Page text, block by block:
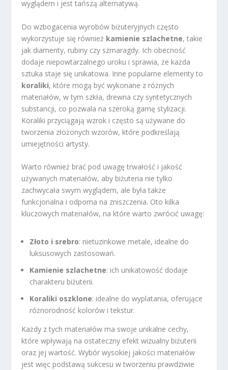
wyglądem i jest tańszą alternatywą.
Do wzbogacenia wyrobów biżuteryjnych często
wykorzystuje się również kamienie szlachetne, takie
jak diamenty, rubiny czy szmaragdy. Ich obecność
dodaje niepowtarzalnego uroku i sprawia, że każda
sztuka staje się unikatowa. Inne popularne elementy to
koraliki, które mogą być wykonane z różnych
materiałów, w tym szkła, drewna czy syntetycznych
substancji, co pozwala na szeroką gamę stylizacji.
Koraliki przyciągają wzrok i często są używane do
tworzenia złożonych wzorów, które podkreślają
umiejętności artysty.
Warto również brać pod uwagę trwałość i jakość
używanych materiałów, aby biżuteria nie tylko
zachwycała swym wyglądem, ale była także
funkcjonalna i odporna na zniszczenia. Oto kilka
kluczowych materiałów, na które warto zwrócić uwagę:
Złoto i srebro: nietuzinkowe metale, idealne do
luksusowych zastosowań.
Kamienie szlachetne: ich unikatowość dodaje
charakteru biżuterii.
Koraliki oszklone: idealne do wyplatania, oferujące
różnorodność kolorów i tekstur.
Każdy z tych materiałów ma swoje unikalne cechy,
które wpływają na ostateczny efekt wizualny biżuterii
oraz jej wartość. Wybór wysokiej jakości materiałów
jest więc podstawą sukcesu w tworzeniu prawdziwie